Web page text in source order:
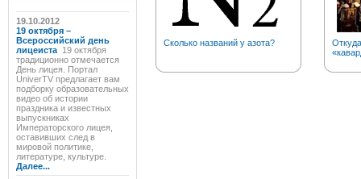
19.10.2012
19 октября –
Всероссийский день
лицеиста 19 октября
традиционно отмечается
День лицея. Портал
UniverTV предлагает вам
подборку образовательных
видео об истории
праздника и известных
выпускниках
Императорского лицея,
оставивших след в
мировой политике,
литературе, культуре.
Далее...
Сколько названий у азота?